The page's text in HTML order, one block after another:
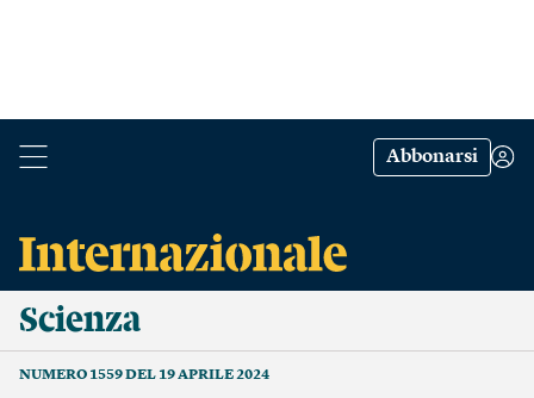
Abbonarsi
Scienza
NUMERO 1559 DEL 19 APRILE 2024